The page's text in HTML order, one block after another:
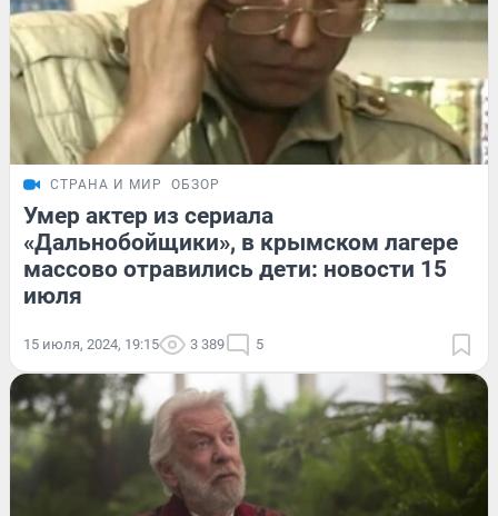
СТРАНА И МИР ОБЗОР
Умер актер из сериала
«Дальнобойщики», в крымском лагере
массово отравились дети: новости 15
июля
15 июля, 2024, 19:15 3 389 5